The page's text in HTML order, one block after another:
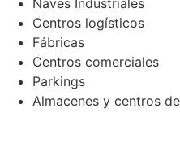
Centros logísticos
Fábricas
Centros comerciales
Parkings
Almacenes y centros